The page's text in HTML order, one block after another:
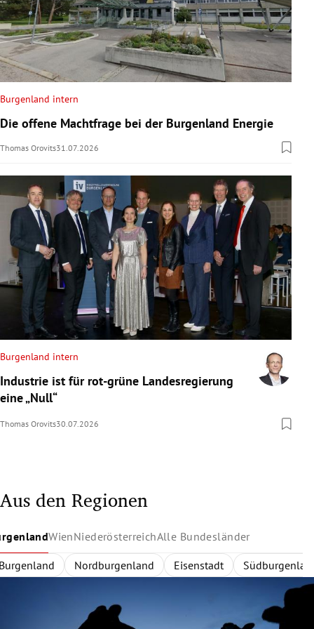
Burgenland intern
Die offene Machtfrage bei der Burgenland Energie
Thomas Orovits31.07.2026
Burgenland intern
Industrie ist für rot-grüne Landesregierung
eine „Null“
Thomas Orovits30.07.2026
Aus den Regionen
WienNiederösterreichAlle Bundesländer
Nordburgenland Eisenstadt
Innerhalb des Gürtels Außerhalb des Gürtels
Rund um Wien Zentralregion
Bundesländer Wien Niederösterreich Burgenland